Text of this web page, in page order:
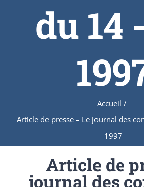
du 14
Accueil /
Article de presse – Le journal des
1997
Article de
journal des